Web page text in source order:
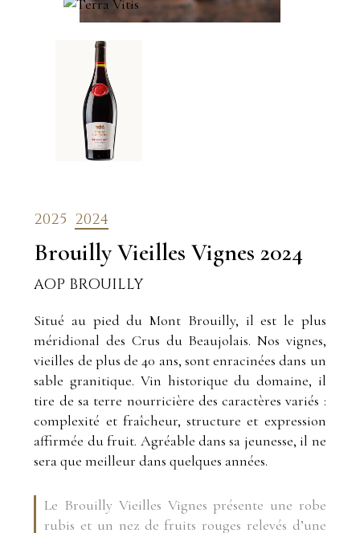
2025 2024
Brouilly Vieilles Vignes2024
AOP BROUILLY
Situé au pied du Mont Brouilly, il est le plus
méridional des Crus du Beaujolais. Nos vignes,
vieilles de plus de 40 ans, sont enracinées dans un
sable granitique. Vin historique du domaine, il
tire de sa terre nourricière des caractères variés :
complexité et fraîcheur, structure et expression
affirmée du fruit. Agréable dans sa jeunesse, il ne
sera que meilleur dans quelques années.
Le Brouilly Vieilles Vignes présente une robe
rubis et un nez de fruits rouges relevés d’une